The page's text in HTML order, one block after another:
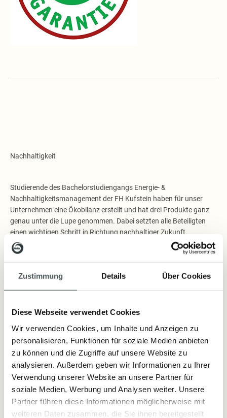
Zustimmung Details Über Cookies
Diese Webseite verwendet Cookies
Wir verwenden Cookies, um Inhalte und Anzeigen zu
personalisieren, Funktionen für soziale Medien anbieten
zu können und die Zugriffe auf unsere Website zu
analysieren. Außerdem geben wir Informationen zu Ihrer
Verwendung unserer Website an unsere Partner für
soziale Medien, Werbung und Analysen weiter. Unsere
Partner führen diese Informationen möglicherweise mit
weiteren Daten zusammen, die Sie ihnen bereitgestellt
Nachhaltigkeit
Studierende des Bachelorstudiengangs Energie- &
Nachhaltigkeitsmanagement der FH Kufstein haben für unser
Unternehmen eine Ökobilanz erstellt und hat drei Produkte ganz
genau unter die Lupe genommen. Dabei setzten alle Beteiligten
einen wichtigen Schritt in Richtung nachhaltiger Zukunft.
Gleichzeitig sammelten die Studierenden wertvolle
Praxiserfahrung.
Im Rahmen ihres Praxisprojekts im vierten Semester
beschäftigten sich die Studierenden des
BachelorstudiengangsEnergie- &
und unseren Produkten.
Um die einzelnen Ökobilanzen zu erstellen, nutzten die
Studierenden im Rahmen des Projekts die Datenbank Ecoinvent
und das Programm openLCA. Alle relevanten Informationen und
Daten erfassten sie strukturiert im Programm und entwickelten
die Analysen über mehrere Wochen hinweg weiter.
Anfang Juli 2025 präsentierten die Studierenden im Rahmen der
Abschlusspräsentation an der Fachhochschule Kufstein Tirol die
finalen Ergebnisse. Dabei gaben sie spannende Einblicke in die